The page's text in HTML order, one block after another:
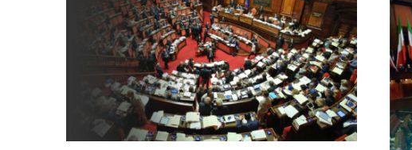
Dopo il via libera della
Commissione Affari Sociali alla
proposta sulla sanità digitale:
“Più innovazione e cure vicine ai
cittadini”